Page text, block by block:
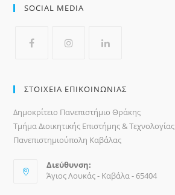
SOCIAL MEDIA
ΣΤΟΙΧΕΙΑ ΕΠΙΚΟΙΝΩΝΙΑΣ
Δημοκρίτειο Πανεπιστήμιο Θράκης
Τμήμα Διοικητικής Επιστήμης & Τεχνολογίας
Πανεπιστημιούπολη Καβάλας
Διεύθυνση:
Άγιος Λουκάς - Καβάλα - 65404